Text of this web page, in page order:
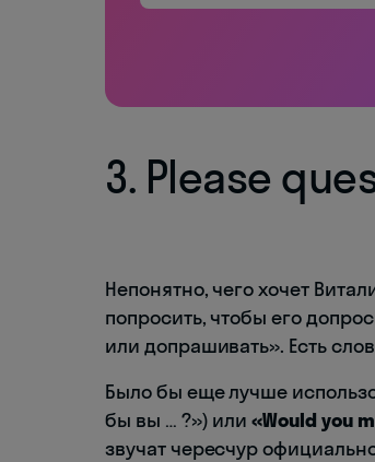
3. Please
Непонятно, чего хочет
попросить, чтобы его
или допрашивать». Есть
Было бы еще лучше
бы вы … ?») или«Would you
звучат чересчур